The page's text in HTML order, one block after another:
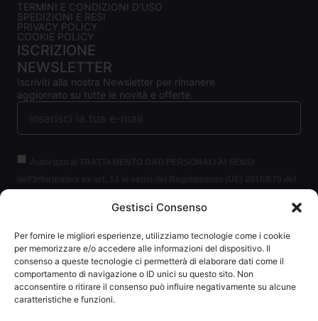
Gestisci Consenso
Per fornire le migliori esperienze, utilizziamo tecnologie come i cookie
per memorizzare e/o accedere alle informazioni del dispositivo. Il
consenso a queste tecnologie ci permetterà di elaborare dati come il
comportamento di navigazione o ID unici su questo sito. Non
acconsentire o ritirare il consenso può influire negativamente su alcune
caratteristiche e funzioni.
TERMINI E CONDIZIONI D'USO
SPEDIZIONI E RESI
PRIVACY POLICY
COOKIE POLICY
ISCRIZIONE
NEWSLETTER
Iscriviti alla nostra Newsletter per rimanere
aggiornato su tutte le novità e offerte.
protezione delle persone fisiche con riguardo al trattamento dei dati
informazioni.
ISCRIVITI ALLA NEWSLETTER